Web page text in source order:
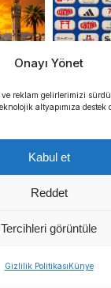
Onayı Yönet
reklam gelirlerimizi
altyapımıza destek
Kabul et
Reddet
Tercihleri görüntüle
Gizlilik PolitikasıKünye
o
Milli
başarı